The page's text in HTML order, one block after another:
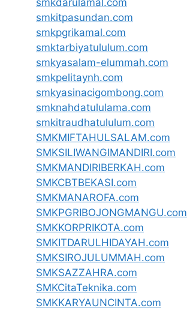
smkdarulamal.com
smkitpasundan.com
smkpgrikamal.com
smktarbiyatululum.com
smkyasalam-elummah.com
smkpelitaynh.com
smkyasinacigombong.com
smknahdatululama.com
smkitraudhatululum.com
SMKMIFTAHULSALAM.com
SMKSILIWANGIMANDIRI.com
SMKMANDIRIBERKAH.com
SMKCBTBEKASI.com
SMKMANAROFA.com
SMKPGRIBOJONGMANGU.com
SMKKORPRIKOTA.com
SMKITDARULHIDAYAH.com
SMKSIROJULUMMAH.com
SMKSAZZAHRA.com
SMKCitaTeknika.com
SMKKARYAUNCINTA.com